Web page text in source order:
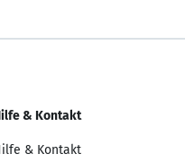
& Kontakt
& Kontakt